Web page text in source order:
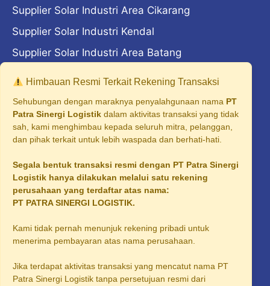
Supplier Solar Industri Area Cikarang
Supplier Solar Industri Kendal
Supplier Solar Industri Area Batang
Supplier Solar Industri Area Madiun
Supplier Solar Industri Cilegon
Supplier Solar Industri Surabaya
Supplier Solar Industri Malang
Supplier Solar Industri Tangerang
Supplier Solar Industri Sidoarjo
Supplier Solar Industri Area Bogor
Himbauan Resmi Terkait Rekening Transaksi
Sehubungan dengan maraknya penyalahgunaan nama PT
Patra Sinergi Logistik dalam aktivitas transaksi yang tidak
sah, kami menghimbau kepada seluruh mitra, pelanggan,
dan pihak terkait untuk lebih waspada dan berhati-hati.
Segala bentuk transaksi resmi dengan PT Patra Sinergi
Logistik hanya dilakukan melalui satu rekening
perusahaan yang terdaftar atas nama:
PT PATRA SINERGI LOGISTIK.
Kami tidak pernah menunjuk rekening pribadi untuk
menerima pembayaran atas nama perusahaan.
Jika terdapat aktivitas transaksi yang mencatut nama PT
Patra Sinergi Logistik tanpa persetujuan resmi dari